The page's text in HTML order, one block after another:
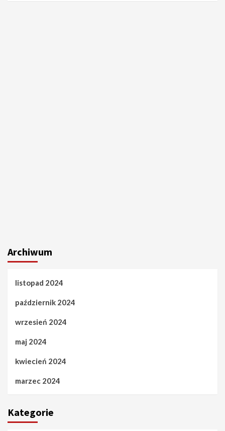
Archiwum
listopad 2024
październik 2024
wrzesień 2024
maj 2024
kwiecień 2024
marzec 2024
Kategorie